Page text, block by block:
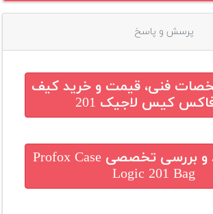
پرسش و پاسخ
فنی، قیمت و خریدکیف
کیس لاجیک 201
و بررسی تخصصیProfox Case
Logic 201 Bag